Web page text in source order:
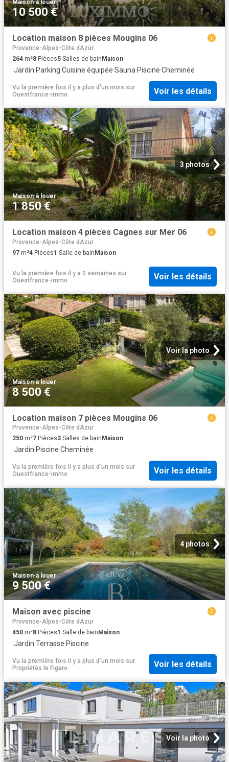
Maison·à louer
10 500 €
Location maison 8 pièces Mougins 06
Provence-Alpes-Côte dAzur
264 m²8 Pièces5 Salles de bain Maison
·Jardin·Parking·Cuisine équipée·Sauna·Piscine·Cheminée
Vu la première fois il y a plus d'un mois sur
Ouestfrance-immo
Voir les détails
3 photos
Maison·à louer
1 850 €
Location maison 4 pièces Cagnes sur Mer 06
Provence-Alpes-Côte dAzur
97 m²4 Pièces1 Salle de bainMaison
Vu la première fois il y a 0 semaines sur
Ouestfrance-immo
Voir les détails
Voir la photo
Maison·à louer
8 500 €
Location maison 7 pièces Mougins 06
Provence-Alpes-Côte dAzur
250 m²7 Pièces3 Salles de bain Maison
·Jardin·Piscine·Cheminée
Vu la première fois il y a plus d'un mois sur
Ouestfrance-immo
Voir les détails
4 photos
Maison·à louer
9 500 €
Maison avec piscine
Provence-Alpes-Côte dAzur
450 m²8 Pièces1 Salle de bain Maison
·Jardin·Terrasse·Piscine
Vu la première fois il y a plus d'un mois sur
Propriétés le Figaro
Voir les détails
Voir la photo